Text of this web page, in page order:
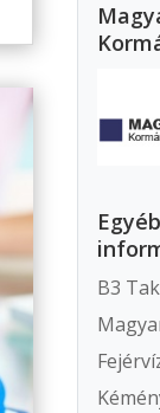
B3